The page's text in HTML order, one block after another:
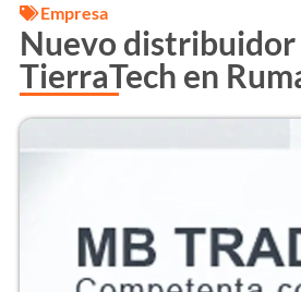
Empresa
Nuevo distribuidor
TierraTech en